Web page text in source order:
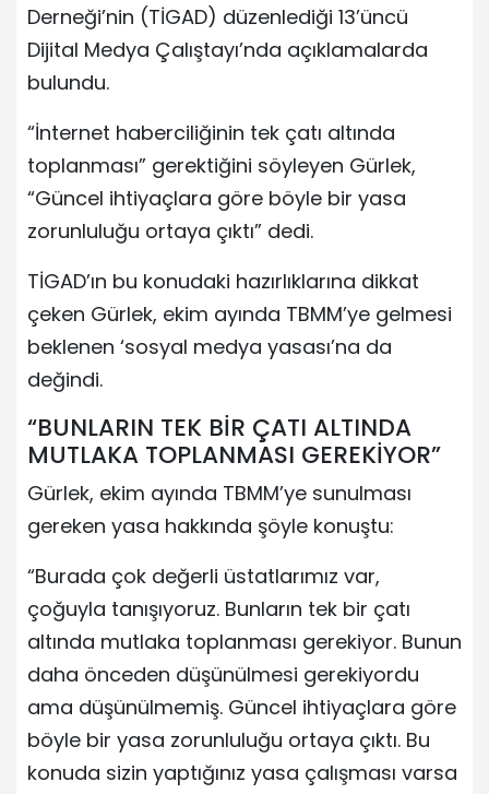
Derneği’nin (TİGAD) düzenlediği 13’üncü
Dijital Medya Çalıştayı’nda açıklamalarda
bulundu.
“İnternet haberciliğinin tek çatı altında
toplanması” gerektiğini söyleyen Gürlek,
“Güncel ihtiyaçlara göre böyle bir yasa
zorunluluğu ortaya çıktı” dedi.
TİGAD’ın bu konudaki hazırlıklarına dikkat
çeken Gürlek, ekim ayında TBMM’ye gelmesi
beklenen ‘sosyal medya yasası’na da
değindi.
“BUNLARIN TEK BİR ÇATI ALTINDA
MUTLAKA TOPLANMASI GEREKİYOR”
Gürlek, ekim ayında TBMM’ye sunulması
gereken yasa hakkında şöyle konuştu:
“Burada çok değerli üstatlarımız var,
çoğuyla tanışıyoruz. Bunların tek bir çatı
altında mutlaka toplanması gerekiyor. Bunun
daha önceden düşünülmesi gerekiyordu
ama düşünülmemiş. Güncel ihtiyaçlara göre
böyle bir yasa zorunluluğu ortaya çıktı. Bu
konuda sizin yaptığınız yasa çalışması varsa